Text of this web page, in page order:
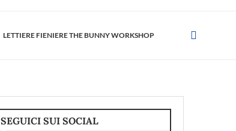
LETTIERE FIENIERE THE BUNNY WORKSHOP
SEGUICI SUI SOCIAL